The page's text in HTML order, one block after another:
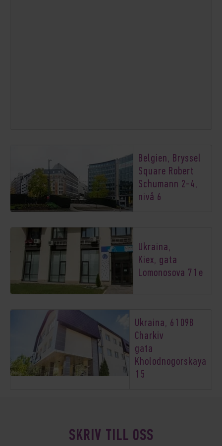
Belgien, Bryssel
Square Robert
Schumann 2-4,
nivå 6
Ukraina,
Kiex, gata
Lomonosova 71e
Ukraina, 61098
Charkiv
gata
Kholodnogorskaya
15
SKRIV TILL OSS